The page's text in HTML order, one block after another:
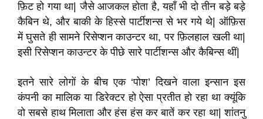
फ़िट हो गया था| जैसे आजकल होता है, यहाँ भी दो तीन बड़े बड़े
कैबिन थे, और बाकी के हिस्से पार्टीशन्स से भर गये थे| ऑफ़िस
में घुसते ही सामने रिसेप्शन काउन्टर था, पर फ़िलहाल खली था|
इसी रिसेप्शन काउन्टर के पीछे सारे पार्टीशन्स और कैबिन्स थीं|
इतने सारे लोगों के बीच एक ‘पोश’ दिखने वाला इन्सान इस
कंपनी का मालिक या डिरेक्टर हो ऐसा प्रतीत हो रहा था क्यूंकि
वो सबसे हाथ मिलाता और हंस हंस कर बातें कर रहा था| शांतनु